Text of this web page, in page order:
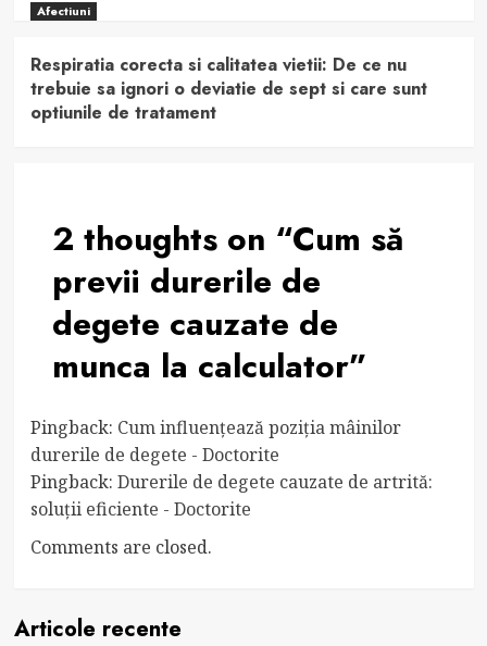
Afectiuni
Respiratia corecta si calitatea vietii: De ce nu
trebuie sa ignori o deviatie de sept si care sunt
optiunile de tratament
2 thoughts on “Cum să
previi durerile de
degete cauzate de
munca la calculator”
Pingback: Cum influențează poziția mâinilor
durerile de degete - Doctorite
Pingback: Durerile de degete cauzate de artrită:
soluții eficiente - Doctorite
Comments are closed.
Articole recente